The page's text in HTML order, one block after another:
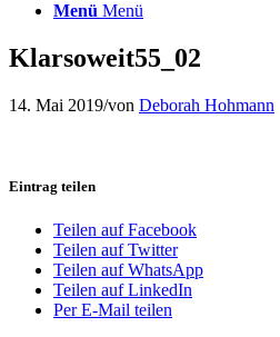
Menü Menü
Klarsoweit55_02
14. Mai 2019/von Deborah Hohmann
Eintrag teilen
Teilen auf Facebook
Teilen auf Twitter
Teilen auf WhatsApp
Teilen auf LinkedIn
Per E-Mail teilen